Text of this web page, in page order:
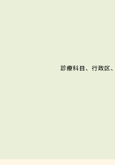
診療科目、行政区